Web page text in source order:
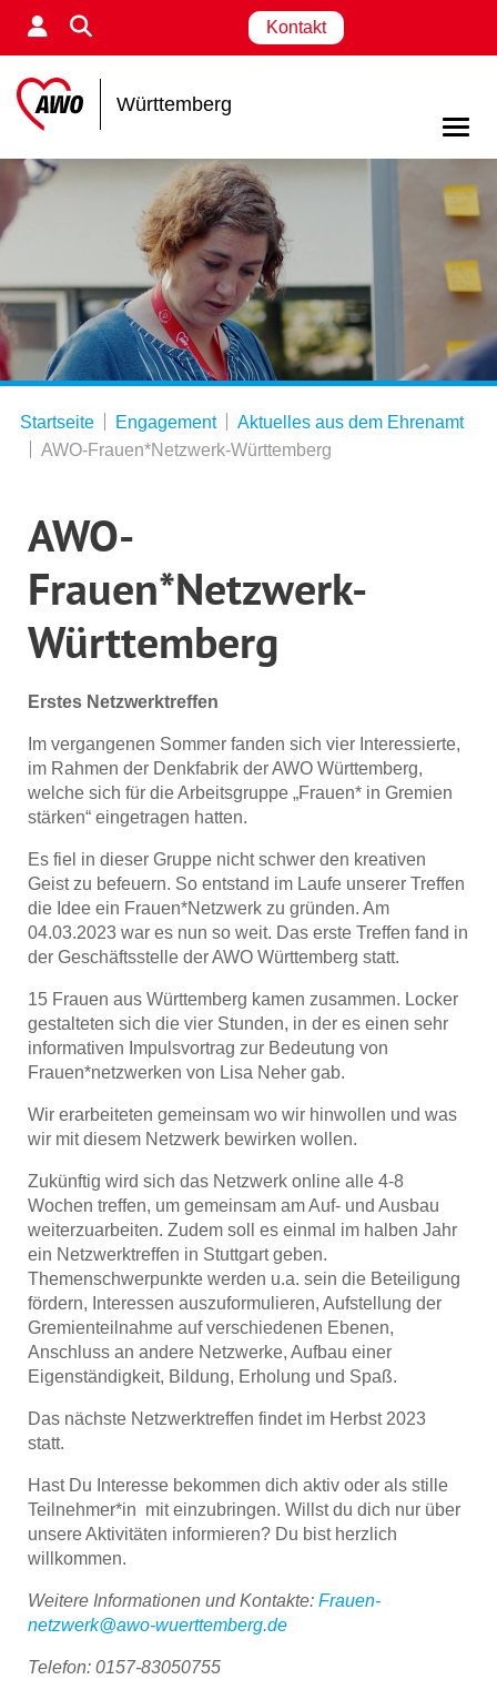
Kontakt
Württemberg
Startseite Engagement
Aktuelles aus dem Ehrenamt
AWO-Frauen*Netzwerk-Württemberg
AWO-
Frauen*Netzwerk-
Württemberg
Erstes Netzwerktreffen
Im vergangenen Sommer fanden sich vier Interessierte,
im Rahmen der Denkfabrik der AWO Württemberg,
welche sich für die Arbeitsgruppe „Frauen* in Gremien
stärken“ eingetragen hatten.
Es fiel in dieser Gruppe nicht schwer den kreativen
Geist zu befeuern. So entstand im Laufe unserer Treffen
die Idee ein Frauen*Netzwerk zu gründen. Am
04.03.2023 war es nun so weit. Das erste Treffen fand in
der Geschäftsstelle der AWO Württemberg statt.
15 Frauen aus Württemberg kamen zusammen. Locker
gestalteten sich die vier Stunden, in der es einen sehr
informativen Impulsvortrag zur Bedeutung von
Frauen*netzwerken von Lisa Neher gab.
Wir erarbeiteten gemeinsam wo wir hinwollen und was
wir mit diesem Netzwerk bewirken wollen.
Zukünftig wird sich das Netzwerk online alle 4-8
Wochen treffen, um gemeinsam am Auf- und Ausbau
weiterzuarbeiten. Zudem soll es einmal im halben Jahr
ein Netzwerktreffen in Stuttgart geben.
Themenschwerpunkte werden u.a. sein die Beteiligung
fördern, Interessen auszuformulieren, Aufstellung der
Gremienteilnahme auf verschiedenen Ebenen,
Anschluss an andere Netzwerke, Aufbau einer
Eigenständigkeit, Bildung, Erholung und Spaß.
Das nächste Netzwerktreffen findet im Herbst 2023
statt.
Hast Du Interesse bekommen dich aktiv oder als stille
Teilnehmer*in mit einzubringen. Willst du dich nur über
unsere Aktivitäten informieren? Du bist herzlich
willkommen.
Weitere Informationen und Kontakte: Frauen-
netzwerk@awo-wuerttemberg.de
Telefon: 0157-83050755